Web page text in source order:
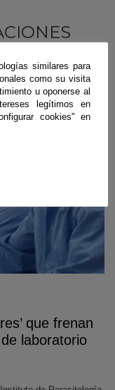
que frenan
laboratorio
similares para
como su visita
u oponerse al
legítimos en
cookies" en